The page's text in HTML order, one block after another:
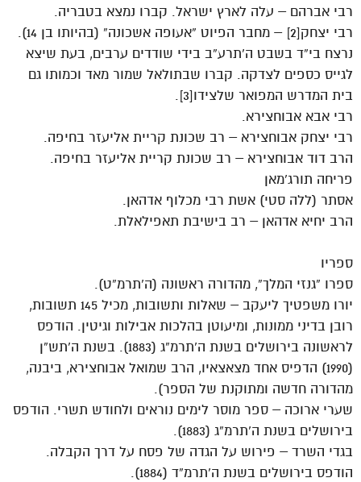
רבי אברהם – עלה לארץ ישראל. קברו נמצא בטבריה.
רבי יצחק[2] – מחבר הפיוט “אעופה אשכונה” (בהיותו בן 14).
נרצח בי”ד בשבט ה’תרע”ב בידי שודדים ערבים, בעת שיצא
לגייס כספים לצדקה. קברו שבתולאל שמור מאד וכמותו גם
בית המדרש המפואר שלצידו[3].
רבי אבא אבוחצירא.
רבי יצחק אבוחצירא – רב שכונת קריית אליעזר בחיפה.
הרב דוד אבוחצירא – רב שכונת קריית אליעזר בחיפה.
פריחה תורג’מאן
אסתר (ללה סטי) אשת רבי מכלוף אדהאן.
הרב יחיא אדהאן – רב בישיבת תאפילאלת.
ספריו
ספרו “גנזי המלך”, מהדורה ראשונה (ה’תרמ”ט).
יורו משפטיך ליעקב – שאלות ותשובות, מכיל 145 תשובות,
רובן בדיני ממונות, ומיעוטן בהלכות אבילות וגיטין. הודפס
לראשונה בירושלים בשנת ה’תרמ”ג (1883). בשנת ה’תש”ן
(1990) הדפיס אחד מצאצאיו, הרב שמואל אבוחצירא, ביבנה,
מהדורה חדשה ומתוקנת של הספר).
שערי ארוכה – ספר מוסר לימים נוראים ולחודש תשרי. הודפס
בירושלים בשנת ה’תרמ”ג (1883).
בגדי השרד – פירוש על הגדה של פסח על דרך הקבלה.
הודפס בירושלים בשנת ה’תרמ”ד (1884).